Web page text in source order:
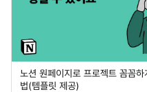
노션 원페이지로 프로젝트 꼼꼼하
법(템플릿 제공)